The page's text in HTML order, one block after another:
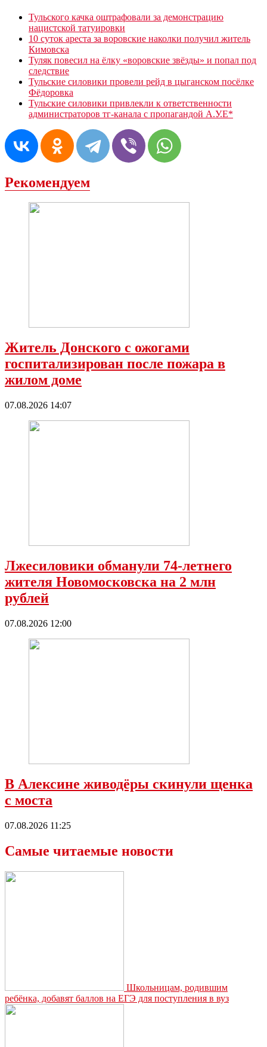
Тульского качка оштрафовали за демонстрацию
нацистской татуировки
10 суток ареста за воровские наколки получил житель
Кимовска
Туляк повесил на ёлку «воровские звёзды» и попал под
следствие
Тульские силовики провели рейд в цыганском посёлке
Фёдоровка
Тульские силовики привлекли к ответственности
администраторов тг-канала с пропагандой А.У.Е*
Рекомендуем
Житель Донского с ожогами
госпитализирован после пожара в
жилом доме
07.08.2026 14:07
Лжесиловики обманули 74-летнего
жителя Новомосковска на 2 млн
рублей
07.08.2026 12:00
В Алексине живодёры скинули щенка
с моста
07.08.2026 11:25
Самые читаемые новости
Школьницам, родившим
ребёнка, добавят баллов на ЕГЭ для поступления в вуз